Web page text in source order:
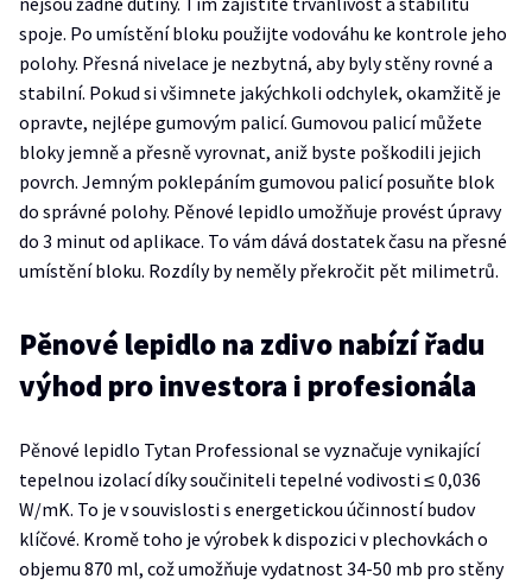
spoje. Po umístění bloku použijte vodováhu ke kontrole jeho
polohy. Přesná nivelace je nezbytná, aby byly stěny rovné a
stabilní. Pokud si všimnete jakýchkoli odchylek, okamžitě je
opravte, nejlépe gumovým palicí. Gumovou palicí můžete
bloky jemně a přesně vyrovnat, aniž byste poškodili jejich
povrch. Jemným poklepáním gumovou palicí posuňte blok
do správné polohy. Pěnové lepidlo umožňuje provést úpravy
do 3 minut od aplikace. To vám dává dostatek času na přesné
umístění bloku. Rozdíly by neměly překročit pět milimetrů.
Pěnové lepidlo na zdivo nabízí řadu
výhod pro investora i profesionála
Pěnové lepidlo Tytan Professional se vyznačuje vynikající
tepelnou izolací díky součiniteli tepelné vodivosti ≤ 0,036
W/mK. To je v souvislosti s energetickou účinností budov
klíčové. Kromě toho je výrobek k dispozici v plechovkách o
objemu 870 ml, což umožňuje vydatnost 34-50 mb pro stěny